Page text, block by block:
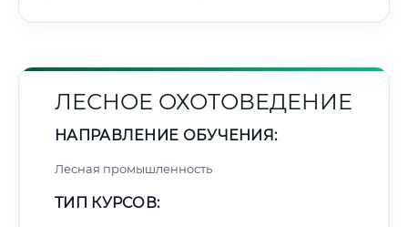
ЛЕСНОЕ ОХОТОВЕДЕНИЕ
НАПРАВЛЕНИЕ ОБУЧЕНИЯ:
Лесная промышленность
ТИП КУРСОВ: